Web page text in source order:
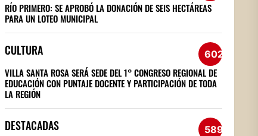
RÍO PRIMERO: SE APROBÓ LA DONACIÓN DE SEIS HECTÁREAS
PARA UN LOTEO MUNICIPAL
CULTURA 602
VILLA SANTA ROSA SERÁ SEDE DEL 1° CONGRESO REGIONAL DE
EDUCACIÓN CON PUNTAJE DOCENTE Y PARTICIPACIÓN DE TODA
LA REGIÓN
DESTACADAS 589